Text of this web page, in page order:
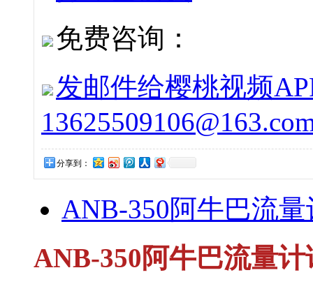
免费咨询：
发邮件给樱桃视频
分享到：
ANB-350阿牛巴流量计
ANB-350阿牛巴流量计详